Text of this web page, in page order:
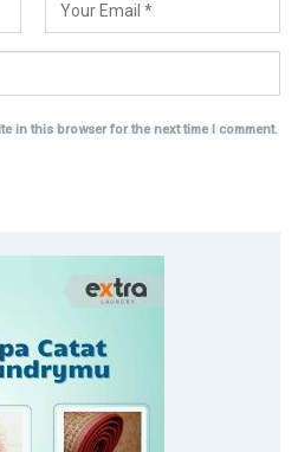
in this browser for the next time I comment.